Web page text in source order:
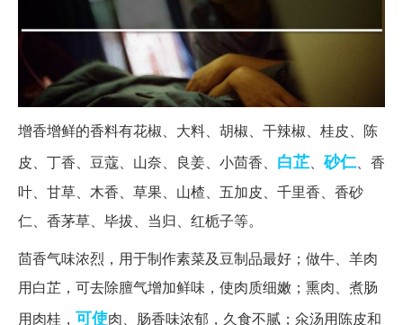
增香增鲜的香料有花椒、大料、胡椒、干辣椒、桂皮、陈
皮、丁香、豆蔻、山奈、良姜、小茴香、 白芷、砂仁、香
叶、甘草、木香、草果、山楂、五加皮、千里香、香砂
仁、香茅草、毕拔、当归、红栀子等。
茴香气味浓烈，用于制作素菜及豆制品最好；做牛、羊肉
用白芷，可去除膻气增加鲜味，使肉质细嫩；熏肉、煮肠
用肉桂， 可使肉、肠香味浓郁，久食不腻；氽汤用陈皮和